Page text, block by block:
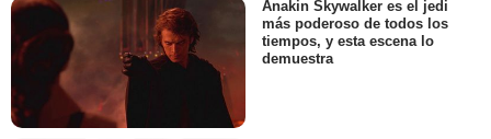
Anakin Skywalker es el jedi
más poderoso de todos los
tiempos, y esta escena lo
demuestra